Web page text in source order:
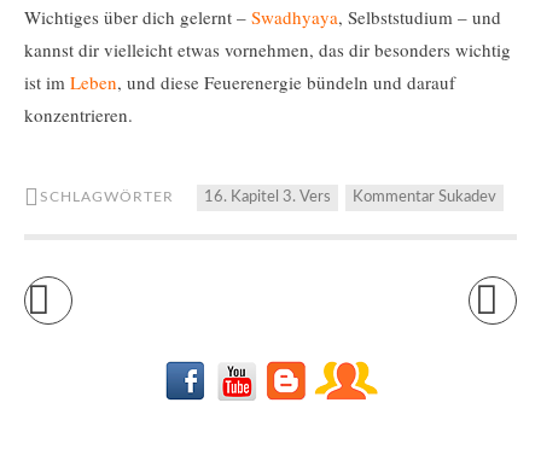
Wichtiges über dich gelernt – Swadhyaya, Selbststudium – und
kannst dir vielleicht etwas vornehmen, das dir besonders wichtig
ist im Leben, und diese Feuerenergie bündeln und darauf
konzentrieren.
SCHLAGWÖRTER 16. Kapitel 3. Vers Kommentar Sukadev